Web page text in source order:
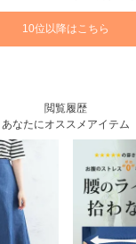
10位以降はこちら
閲覧履歴
あなたにオススメアイテム